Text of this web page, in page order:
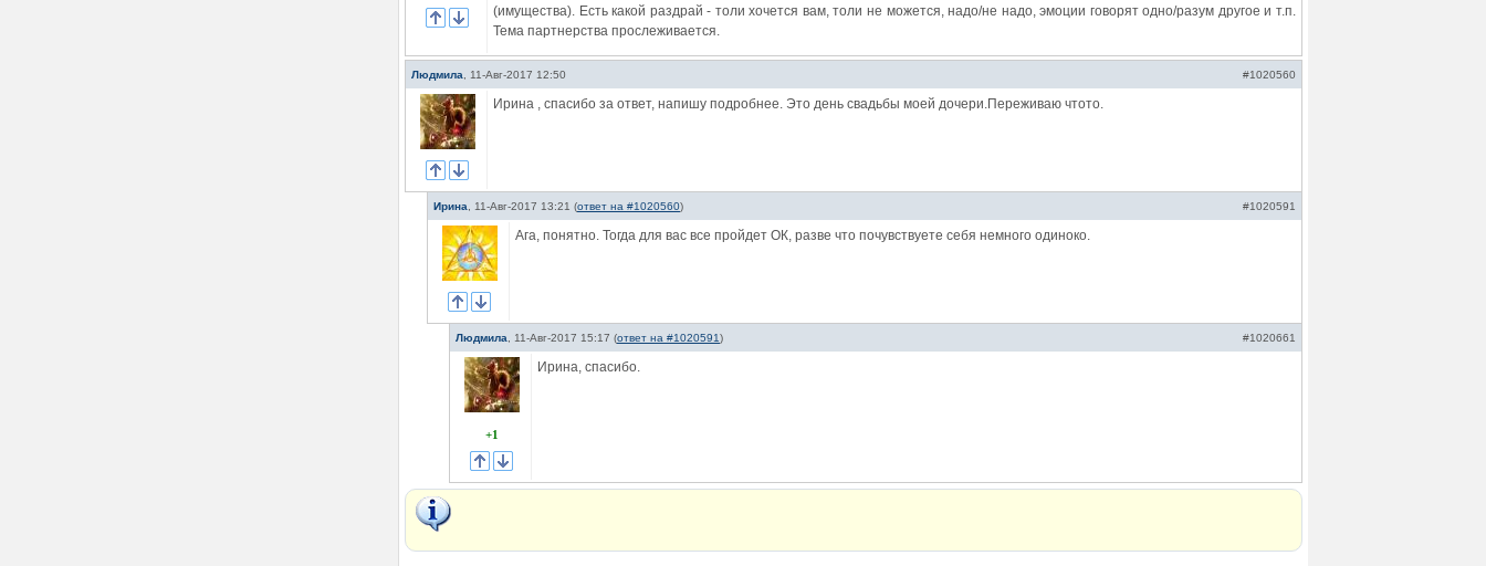
(имущества). Есть какой раздрай - толи хочется вам, толи не можется, надо/не надо, эмоции говорят одно/разум другое и т.п.
Тема партнерства прослеживается.
#1020560
Людмила 11-Авг-2017 12:50
Ирина , спасибо за ответ, напишу подробнее. Это день свадьбы моей дочери.Переживаю чтото.
#1020591
Ирина 11-Авг-2017 13:21 (ответ на #1020560)
Ага, понятно. Тогда для вас все пройдет ОК, разве что почувствуете себя немного одиноко.
#1020661
Людмила 11-Авг-2017 15:17 (ответ на #1020591)
+1
Ирина, спасибо.